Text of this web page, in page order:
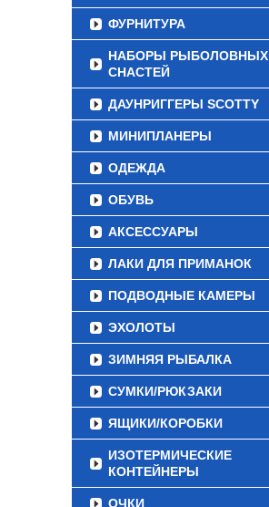
ФУРНИТУРА
НАБОРЫ РЫБОЛОВНЫХ
СНАСТЕЙ
ДАУНРИГГЕРЫ SCOTTY
МИНИПЛАНЕРЫ
ОДЕЖДА
ОБУВЬ
АКСЕССУАРЫ
ЛАКИ ДЛЯ ПРИМАНОК
ПОДВОДНЫЕ КАМЕРЫ
ЭХОЛОТЫ
ЗИМНЯЯ РЫБАЛКА
СУМКИ/РЮКЗАКИ
ЯЩИКИ/КОРОБКИ
ИЗОТЕРМИЧЕСКИЕ
КОНТЕЙНЕРЫ
ОЧКИ